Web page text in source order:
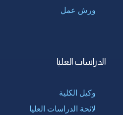
ورش عمل
الدراسات العليا
وكيل الكلية
لائحة الدراسات العليا